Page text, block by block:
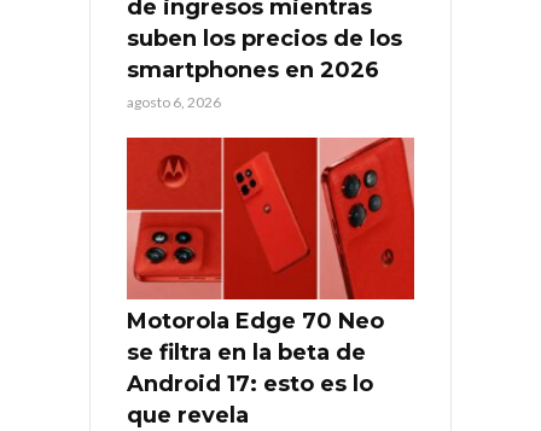
de ingresos mientras
suben los precios de los
smartphones en 2026
agosto 6, 2026
Motorola Edge 70 Neo
se filtra en la beta de
Android 17: esto es lo
que revela